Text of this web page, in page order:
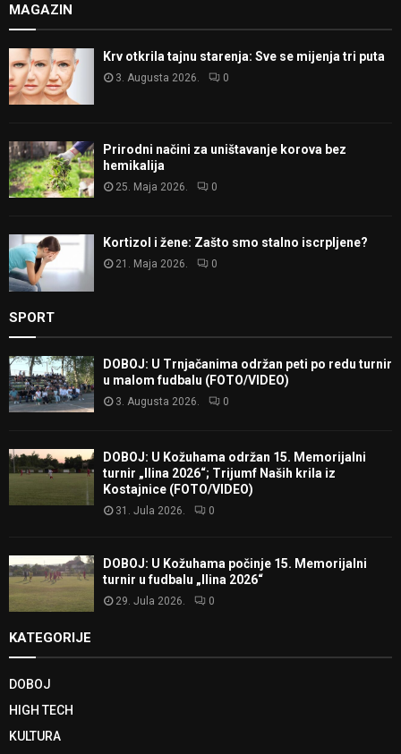
MAGAZIN
Krv otkrila tajnu starenja: Sve se mijenja tri puta
3. Augusta 2026. 0
Prirodni načini za uništavanje korova bez
hemikalija
25. Maja 2026. 0
Kortizol i žene: Zašto smo stalno iscrpljene?
21. Maja 2026. 0
SPORT
DOBOJ: U Trnjačanima održan peti po redu turnir
u malom fudbalu (FOTO/VIDEO)
3. Augusta 2026. 0
DOBOJ: U Kožuhama održan 15. Memorijalni
turnir „Ilina 2026“; Trijumf Naših krila iz
Kostajnice (FOTO/VIDEO)
31. Jula 2026. 0
DOBOJ: U Kožuhama počinje 15. Memorijalni
turnir u fudbalu „Ilina 2026“
29. Jula 2026. 0
KATEGORIJE
DOBOJ
HIGH TECH
KULTURA